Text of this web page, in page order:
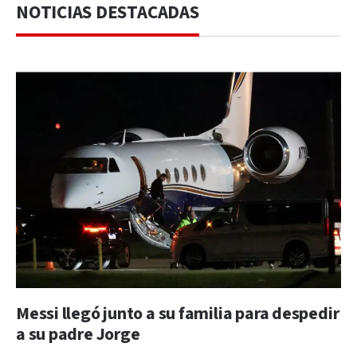
NOTICIAS DESTACADAS
Messi llegó junto a su familia para despedir
a su padre Jorge